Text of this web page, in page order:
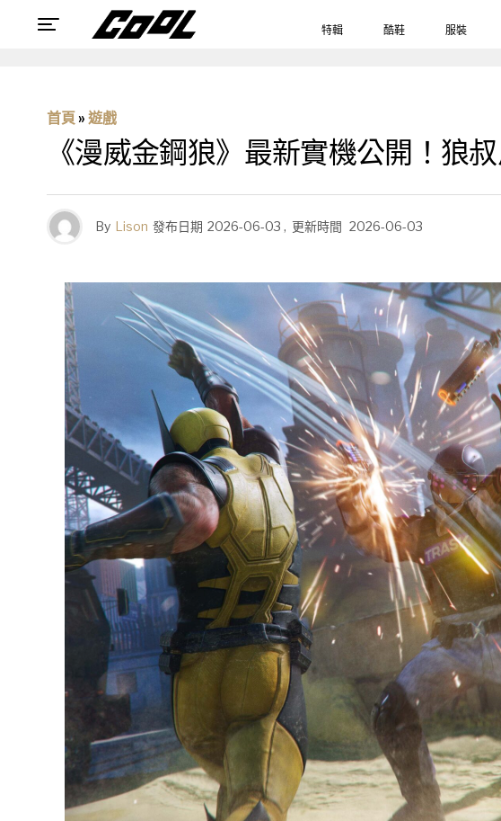
特輯 酷鞋 服裝
首頁 » 遊戲
《漫威金鋼狼》最新實機公開！狼
By Lison 發布日期 2026-06-03 , 更新時間 2026-06-03